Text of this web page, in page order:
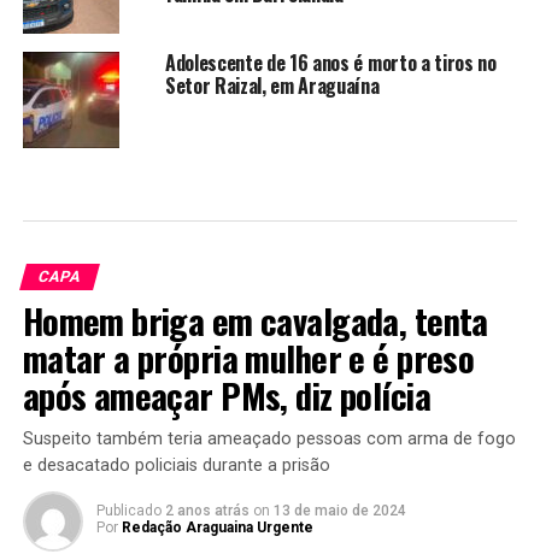
Adolescente de 16 anos é morto a tiros no
Setor Raizal, em Araguaína
CAPA
Homem briga em cavalgada, tenta
matar a própria mulher e é preso
após ameaçar PMs, diz polícia
Suspeito também teria ameaçado pessoas com arma de fogo
e desacatado policiais durante a prisão
Publicado 2 anos atrás on 13 de maio de 2024
Por Redação Araguaina Urgente